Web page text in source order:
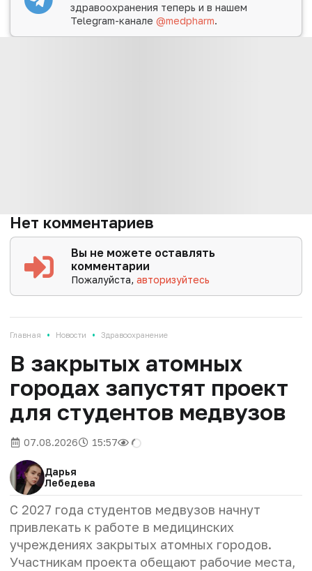
здравоохранения теперь и в нашем
Telegram-канале@medpharm.
Нет комментариев
Вы не можете оставлять
комментарии
Пожалуйста,авторизуйтесь
Главная • Новости • Здравоохранение
В закрытых атомных
городах запустят проект
для студентов медвузов
07.08.2026 15:57
Дарья
Лебедева
С 2027 года студентов медвузов начнут
привлекать к работе в медицинских
учреждениях закрытых атомных городов.
Участникам проекта обещают рабочие места,